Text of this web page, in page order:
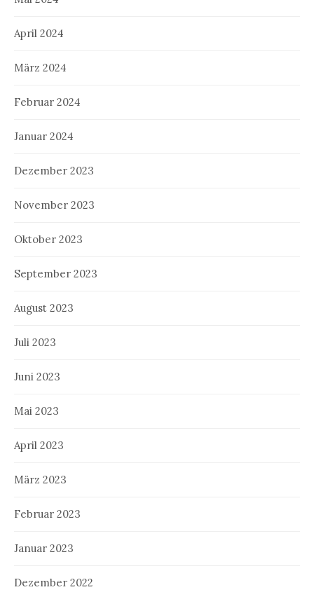
April 2024
März 2024
Februar 2024
Januar 2024
Dezember 2023
November 2023
Oktober 2023
September 2023
August 2023
Juli 2023
Juni 2023
Mai 2023
April 2023
März 2023
Februar 2023
Januar 2023
Dezember 2022